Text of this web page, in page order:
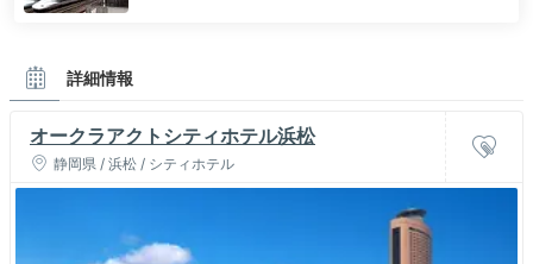
詳細情報
オークラアクトシティホテル浜松
静岡県 / 浜松 / シティホテル